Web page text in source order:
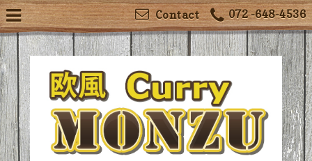
072 -648-4536
Contact